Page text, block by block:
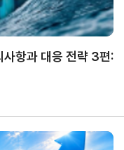
사항과 대응 전략 3편: